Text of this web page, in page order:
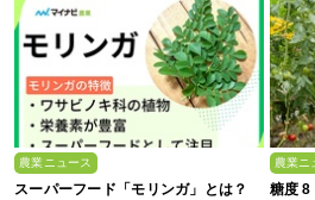
農業ニュース
スーパーフード「モリンガ」とは？
農業ニ
糖度 8